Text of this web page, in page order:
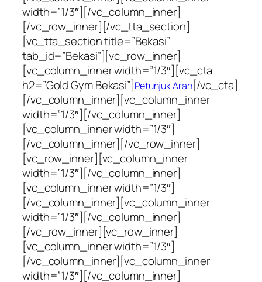
width=”1/3″][/vc_column_inner]
[/vc_row_inner][/vc_tta_section]
[vc_tta_section title=”Bekasi”
tab_id=”Bekasi”][vc_row_inner]
[vc_column_inner width=”1/3″][vc_cta
h2=”Gold Gym Bekasi”]Petunjuk Arah[/vc_cta]
[/vc_column_inner][vc_column_inner
width=”1/3″][/vc_column_inner]
[vc_column_inner width=”1/3″]
[/vc_column_inner][/vc_row_inner]
[vc_row_inner][vc_column_inner
width=”1/3″][/vc_column_inner]
[vc_column_inner width=”1/3″]
[/vc_column_inner][vc_column_inner
width=”1/3″][/vc_column_inner]
[/vc_row_inner][vc_row_inner]
[vc_column_inner width=”1/3″]
[/vc_column_inner][vc_column_inner
width=”1/3″][/vc_column_inner]